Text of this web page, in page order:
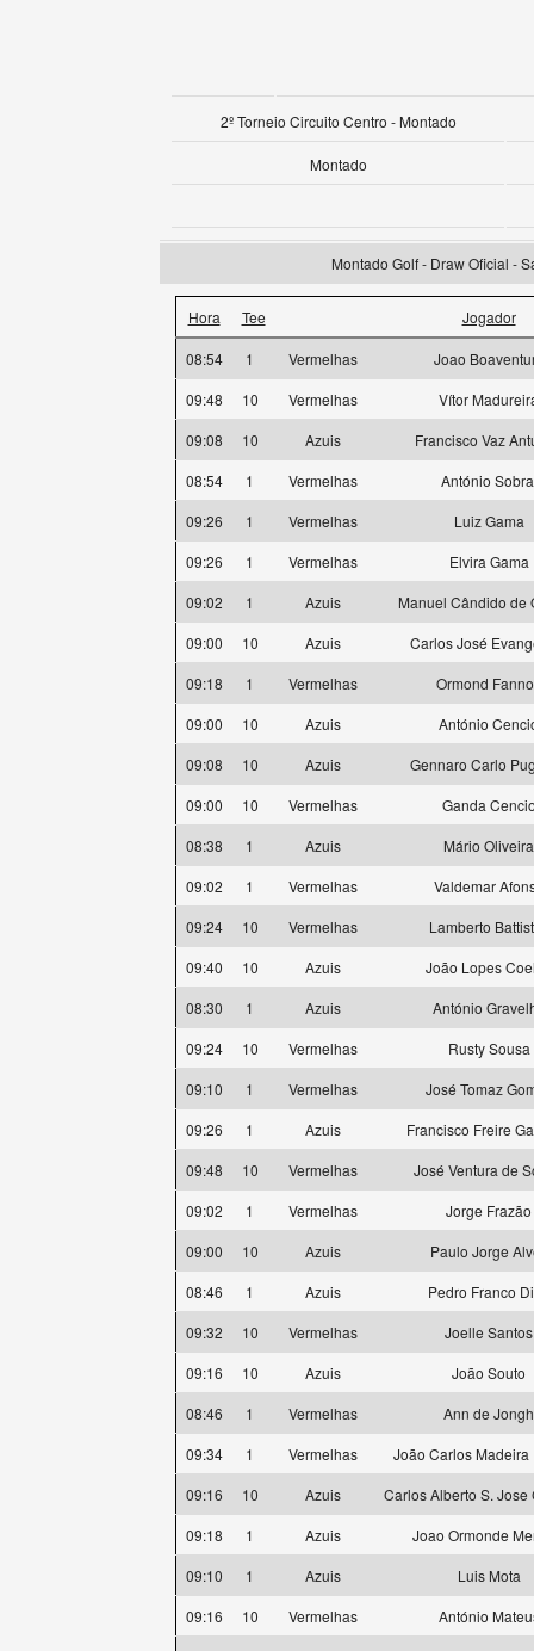
2º Torneio Circuito Centro - Montado
Montado
Montado Golf - Draw Oficial -
Hora Tee Jogador
08:54 1 Vermelhas
Joao
09:48
10 Vermelhas
Vítor
09:08
10 Azuis
Francisco Vaz
08:54
1 Vermelhas
António
09:26
1 Vermelhas
Luiz Gama
09:26
1 Vermelhas
Elvira Gama
09:02
1 Azuis
Manuel Cândido de
09:00
10 Azuis
Carlos José
09:18
1 Vermelhas
Ormond
09:00
10 Azuis
António
09:08
10 Azuis
Gennaro Carlo
09:00
10 Vermelhas
Ganda
08:38
1 Azuis
Mário Oliveira
09:02
1 Vermelhas
Valdemar
09:24
10 Vermelhas
Lamberto
09:40
10 Azuis
João Lopes
08:30
1 Azuis
António
09:24
10 Vermelhas
Rusty Sousa
09:10
1 Vermelhas
José Tomaz
09:26
1 Azuis
Francisco Freire
09:48
10 Vermelhas
José Ventura de
09:02
1 Vermelhas
Jorge Frazão
09:00
10 Azuis
Paulo Jorge
08:46
1 Azuis
Pedro Franco
09:32
10 Vermelhas
Joelle Santos
09:16
10 Azuis
João Souto
08:46
1 Vermelhas
Ann de Jongh
09:34
1 Vermelhas
João Carlos Madeira
09:16
10 Azuis
Carlos Alberto S. Jose
09:18
1 Azuis
Joao Ormonde
09:10
1 Azuis
Luis Mota
09:16
10 Vermelhas
António